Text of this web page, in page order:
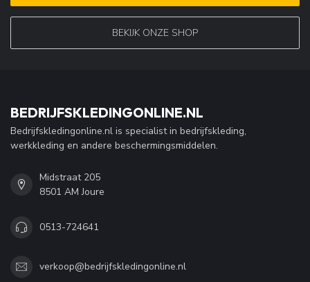
BEKIJK ONZE SHOP
BEDRIJFSKLEDINGONLINE.NL
Bedrijfskledingonline.nl is specialist in bedrijfskleding,
werkkleding en andere beschermingsmiddelen.
Midstraat 205
8501 AM Joure
0513-724641
verkoop@bedrijfskledingonline.nl